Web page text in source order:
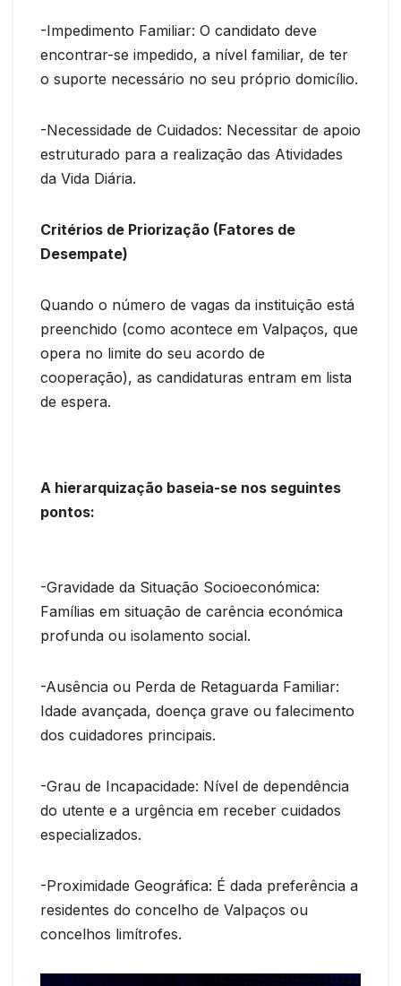
-Impedimento Familiar: O candidato deve
encontrar-se impedido, a nível familiar, de ter
o suporte necessário no seu próprio domicílio.
-Necessidade de Cuidados: Necessitar de apoio
estruturado para a realização das Atividades
da Vida Diária.
Critérios de Priorização (Fatores de
Desempate)
Quando o número de vagas da instituição está
preenchido (como acontece em Valpaços, que
opera no limite do seu acordo de
cooperação), as candidaturas entram em lista
de espera.
A hierarquização baseia-se nos seguintes
pontos:
-Gravidade da Situação Socioeconómica:
Famílias em situação de carência económica
profunda ou isolamento social.
-Ausência ou Perda de Retaguarda Familiar:
Idade avançada, doença grave ou falecimento
dos cuidadores principais.
-Grau de Incapacidade: Nível de dependência
do utente e a urgência em receber cuidados
especializados.
-Proximidade Geográfica: É dada preferência a
residentes do concelho de Valpaços ou
concelhos limítrofes.